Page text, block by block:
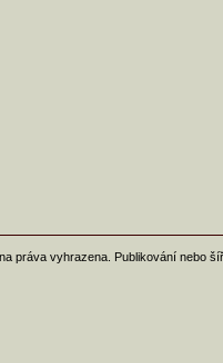
práva vyhrazena. Publikování nebo